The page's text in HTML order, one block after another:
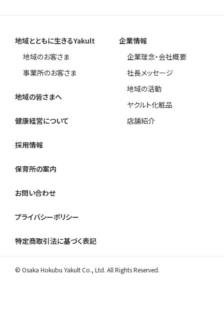
地域とともに生きるYakult
地域のお客さま
事業所のお客さま
地域の皆さまへ
健康経営について
企業情報
企業理念・会社概要
社長メッセージ
地域の活動
ヤクルト化粧品
店舗紹介
採用情報
保育所の案内
お問い合わせ
プライバシーポリシー
特定商取引法に基づく表記
© Osaka Hokubu Yakult Co., Ltd. All Rights Reserved.